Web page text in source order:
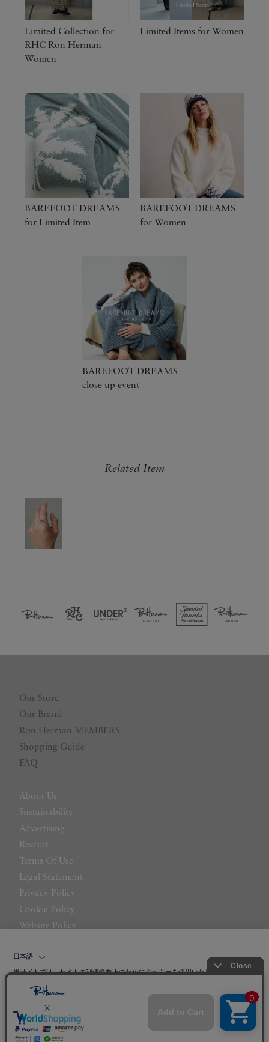
Limited Collection for
RHC Ron Herman
Women
Limited Items for Women
BAREFOOT DREAMS
for Limited Item
BAREFOOT DREAMS
for Women
BAREFOOT DREAMS
close up event
Related Item
Our Store
Our Brand
Ron Herman MEMBERS
Shopping Guide
FAQ
About Us
Sustainability
Advertising
Recruit
Terms Of Use
Legal Statement
Privacy Policy
Cookie Policy
Website Policy
日本語
当サイトでは、サイトの利便性向上のためにクッキーを使用いたします。ボタン
ーの使用に同意したことになります。クッキーを通じて収集する情報には「お客
クッキーポリシ
ー
をご確認ください。